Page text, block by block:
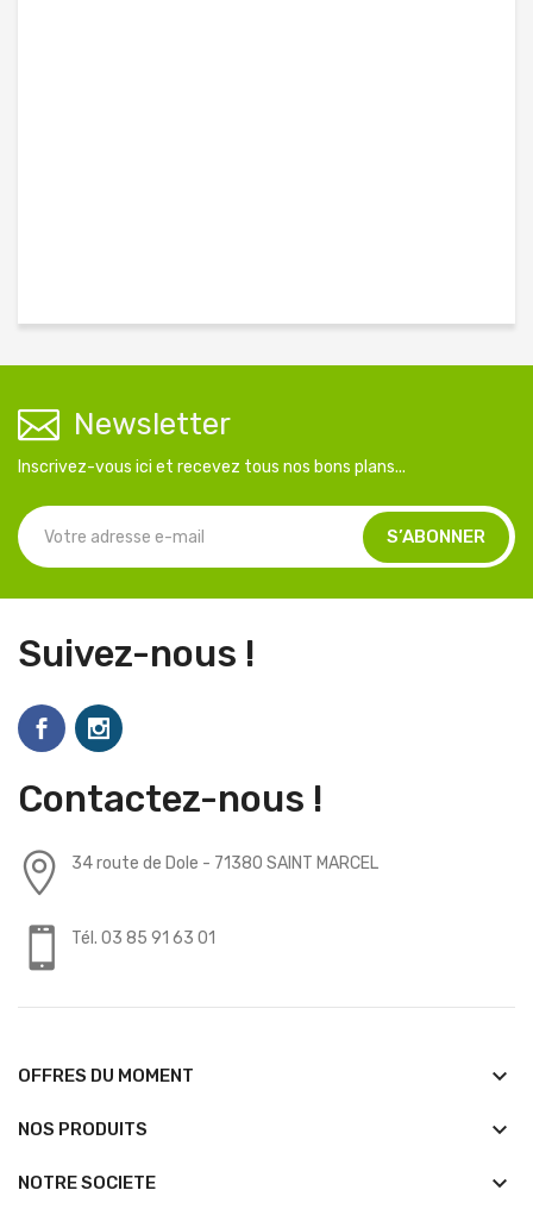
Newsletter
Inscrivez-vous ici et recevez tous nos bons plans...
Suivez-nous !
Contactez-nous !
34 route de Dole - 71380 SAINT MARCEL
Tél. 03 85 91 63 01
OFFRES DU MOMENT keyboard_arrow_down
NOS PRODUITS keyboard_arrow_down
NOTRE SOCIETE keyboard_arrow_down